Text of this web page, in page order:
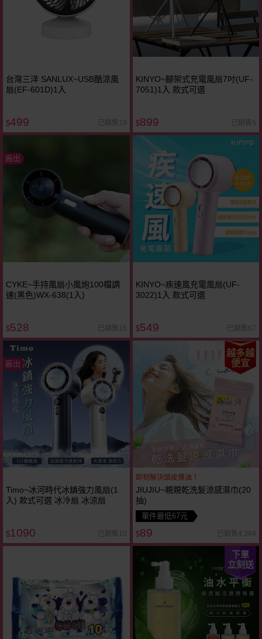
台灣三洋 SANLUX~USB酷涼風
扇(EF-601D)1入
$499 已銷售19
KINYO~腳架式充電風扇7吋(UF-
7051)1入 款式可選
$899 已銷售5
廠出
CYKE~手持風扇小風炮100檔調
速(黑色)WX-638(1入)
$528 已銷售16
KINYO~疾速風充電風扇(UF-
3022)1入 款式可選
$549 已銷售67
廠出
Timo~冰河時代冰鎮強力風扇(1
入) 款式可選 冰冷扇 冰涼扇
$1090 已銷售10
越多越
便宜
即刻解決頭皮爆油！
JIUJIU~親親乾洗髮涼感濕巾(20
抽)
單件最低67元
$89 已銷售4,394
下單
立刻送